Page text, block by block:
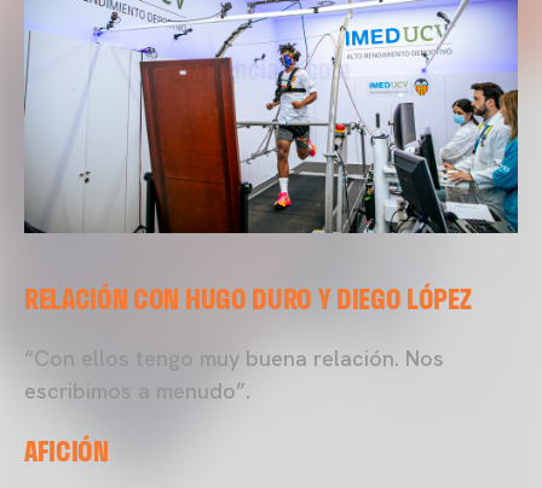
RELACIÓN CON HUGO DURO Y DIEGO LÓPEZ
“Con ellos tengo muy buena relación. Nos
escribimos a menudo”.
AFICIÓN